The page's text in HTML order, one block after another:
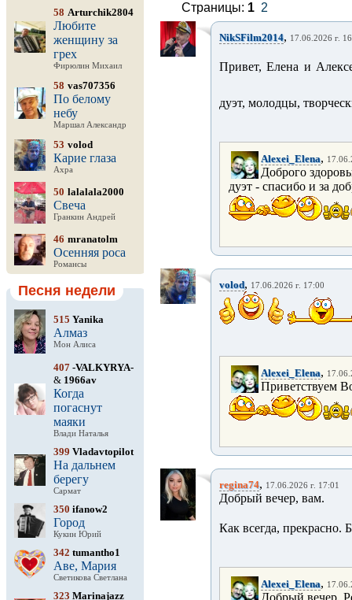
58 Arturchik2804
Любите
женщину за
грех
Фирюлин Михаил
58 vas707356
По белому
небу
Маршал Александр
53 volod
Карие глаза
Ахра
50 lalalala2000
Свеча
Гранкин Андрей
46 mranatolm
Осенняя роса
Романсы
Песня недели
515 Yanika
Алмаз
Мон Алиса
407 -VALKYRYA-
& 1966av
Когда
погаснут
маяки
Влади Наталья
399 Vladavtopilot
На дальнем
берегу
Сармат
350 ifanow2
Город
Кукин Юрий
342 tumantho1
Аве, Мария
Светикова Светлана
323 Marinajazz
Страницы: 1 2
NikSFilm2014, 17.06.2026 г.
Привет, Елена и
дуэт, молодцы,
Alexei_Elena,
Доброго
дуэт - спасибо и за
volod, 17.06.2026 г. 17:00
Alexei_Elena,
Приветствуем
regina74, 17.06.2026 г. 17:01
Добрый вечер, вам.
Как всегда, прекрасно.
Alexei_Elena,
Добрый вечер,